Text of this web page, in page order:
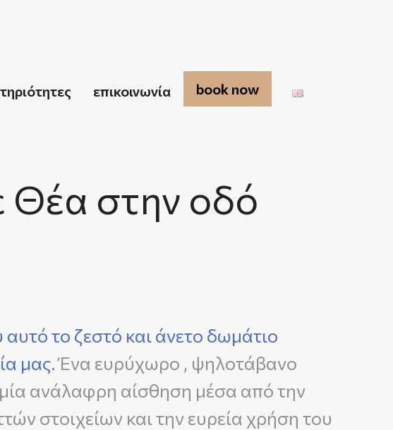
επικοινωνία book now
Θέα στην οδό
το ζεστό και άνετο δωμάτιο
μας.Ένα ευρύχωρο , ψηλοτάβανο
ανάλαφρη αίσθηση μέσα από την
στοιχείων και την ευρεία χρήση του